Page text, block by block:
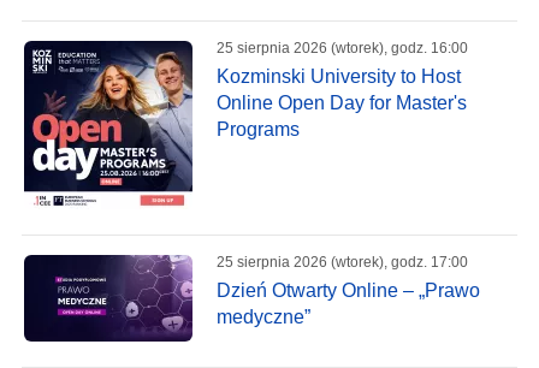
25 sierpnia 2026 (wtorek), godz. 16:00
Kozminski University to Host
Online Open Day for Master's
Programs
25 sierpnia 2026 (wtorek), godz. 17:00
Dzień Otwarty Online – „Prawo
medyczne”